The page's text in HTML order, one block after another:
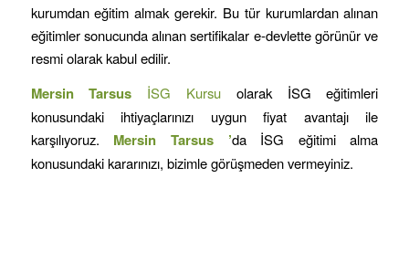
kurumdan eğitim almak gerekir. Bu tür kurumlardan alınan
eğitimler sonucunda alınan sertifikalar e-devlette görünür ve
resmi olarak kabul edilir.
MersinTarsus İSG Kursu olarak İSG eğitimleri
konusundaki ihtiyaçlarınızı uygun fiyat avantajı ile
karşılıyoruz. Mersin Tarsus ’da İSG eğitimi alma
konusundaki kararınızı, bizimle görüşmeden vermeyiniz.